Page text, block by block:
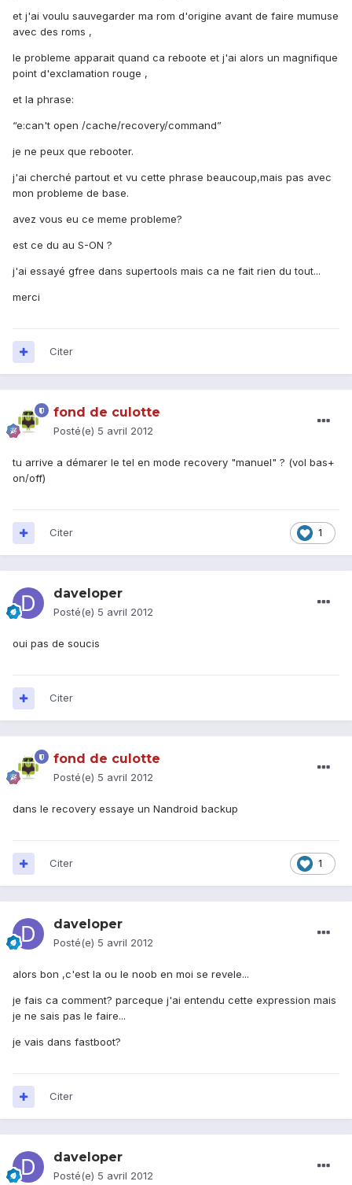
et j'ai voulu sauvegarder ma rom d'origine avant de faire mumuse
avec des roms ,
le probleme apparait quand ca reboote et j'ai alors un magnifique
point d'exclamation rouge ,
et la phrase:
“e:can't open /cache/recovery/command”
je ne peux que rebooter.
j'ai cherché partout et vu cette phrase beaucoup,mais pas avec
mon probleme de base.
avez vous eu ce meme probleme?
est ce du au S-ON ?
j'ai essayé gfree dans supertools mais ca ne fait rien du tout...
merci
Citer
fond de culotte
Posté(e) 5 avril 2012
tu arrive a démarer le tel en mode recovery "manuel" ? (vol bas+
on/off)
1
Citer
daveloper
Posté(e) 5 avril 2012
oui pas de soucis
Citer
fond de culotte
Posté(e) 5 avril 2012
dans le recovery essaye un Nandroid backup
1
Citer
daveloper
Posté(e) 5 avril 2012
alors bon ,c'est la ou le noob en moi se revele...
je fais ca comment? parceque j'ai entendu cette expression mais
je ne sais pas le faire...
je vais dans fastboot?
Citer
daveloper
Posté(e) 5 avril 2012